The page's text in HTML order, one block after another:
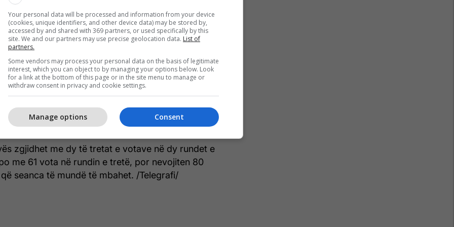
Demokratike të Kosovës dhe Lidhjes
që të paraqesin tre propozime për
se duhet të jenë figura unifikuese dhe
me kryetarin e saj, Bedri Hamza, që e
se mund ta propozojë Osmanin, por me kushtin
Albin Kurti, të japë 66 vota për të.
zgjidhet me dy të tretat e votave në dy rundet e
me 61 vota në rundin e tretë, por nevojiten 80
seanca të mundë të mbahet. /Telegrafi/
Your personal data will be processed and information from your device
(cookies, unique identifiers, and other device data) may be stored by,
accessed by and shared with 369 partners, or used specifically by this
site. We and our partners may use precise geolocation data. List of
partners.
Some vendors may process your personal data on the basis of legitimate
interest, which you can object to by managing your options below. Look
for a link at the bottom of this page or in the site menu to manage or
withdraw consent in privacy and cookie settings.
Consent
Manage options